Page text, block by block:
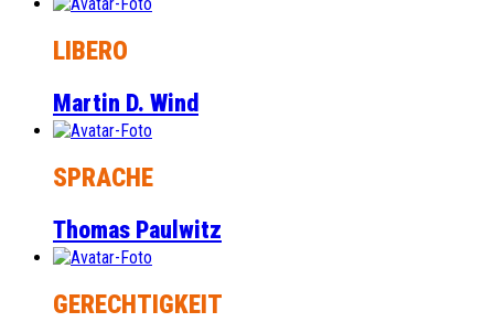
LIBERO
Martin D. Wind
SPRACHE
Thomas Paulwitz
GERECHTIGKEIT